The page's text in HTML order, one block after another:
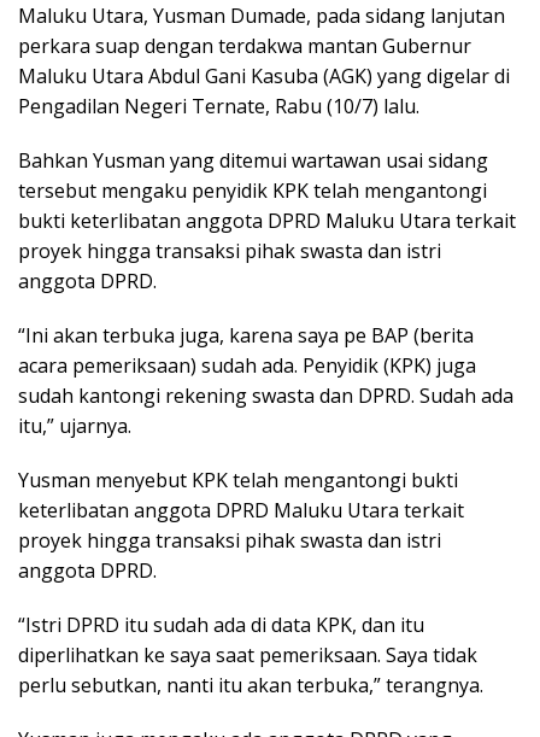
Maluku Utara, Yusman Dumade, pada sidang lanjutan
perkara suap dengan terdakwa mantan Gubernur
Maluku Utara Abdul Gani Kasuba (AGK) yang digelar di
Pengadilan Negeri Ternate, Rabu (10/7) lalu.
Bahkan Yusman yang ditemui wartawan usai sidang
tersebut mengaku penyidik KPK telah mengantongi
bukti keterlibatan anggota DPRD Maluku Utara terkait
proyek hingga transaksi pihak swasta dan istri
anggota DPRD.
“Ini akan terbuka juga, karena saya pe BAP (berita
acara pemeriksaan) sudah ada. Penyidik (KPK) juga
sudah kantongi rekening swasta dan DPRD. Sudah ada
itu,” ujarnya.
Yusman menyebut KPK telah mengantongi bukti
keterlibatan anggota DPRD Maluku Utara terkait
proyek hingga transaksi pihak swasta dan istri
anggota DPRD.
“Istri DPRD itu sudah ada di data KPK, dan itu
diperlihatkan ke saya saat pemeriksaan. Saya tidak
perlu sebutkan, nanti itu akan terbuka,” terangnya.